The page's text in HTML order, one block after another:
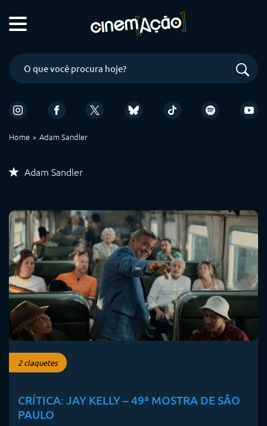
Home Adam Sandler
Adam Sandler
2 claquetes
CRÍTICA: JAY KELLY – 49ª MOSTRA DE SÃO
PAULO